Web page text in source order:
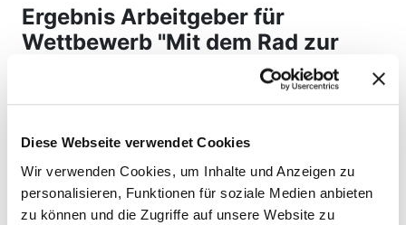
Diese Webseite verwendet Cookies
Wir verwenden Cookies, um Inhalte und Anzeigen zu
personalisieren, Funktionen für soziale Medien anbieten
zu können und die Zugriffe auf unsere Website zu
Ergebnis Arbeitgeber für
Wettbewerb "Mit dem Rad zur
Stand: 25.05.2023
Gezählt werden alle TeilnehmerInnen mit >0 km
Mitarbeiterzahl laut Angabe der Arbeitgeber.
Es werden nur Arbeitgeber mit mindestens
einem/einer aktiven TeilnehmerIn gelistet.